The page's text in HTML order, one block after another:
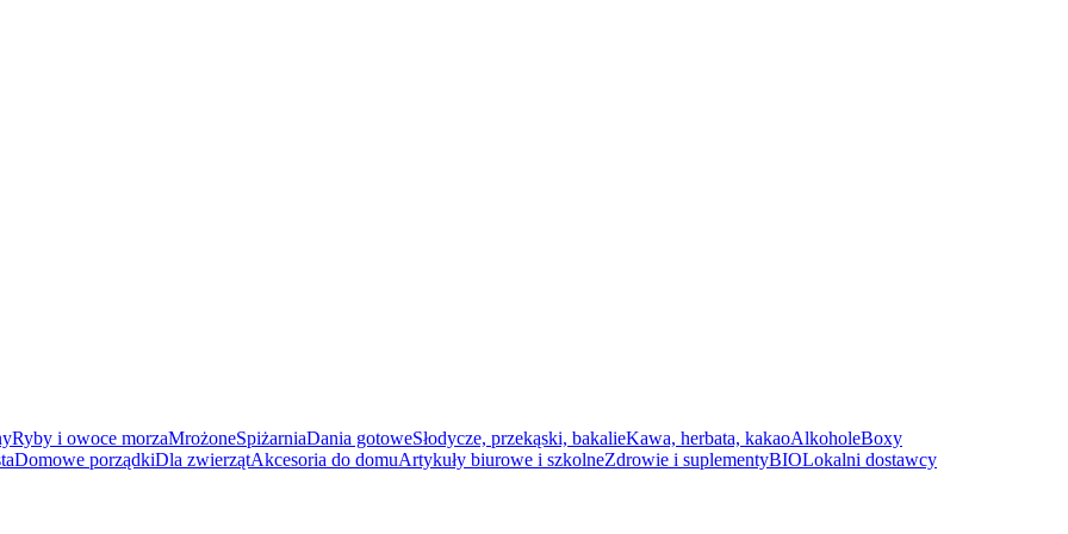
Ryby i owoce morzaMrożoneSpiżarniaDania gotoweSłodycze, przekąski, bakalieKawa, herbata, kakaoAlkoholeBoxy
Domowe porządkiDla zwierzątAkcesoria do domuArtykuły biurowe i szkolneZdrowie i suplementyBIOLokalni dostawcy